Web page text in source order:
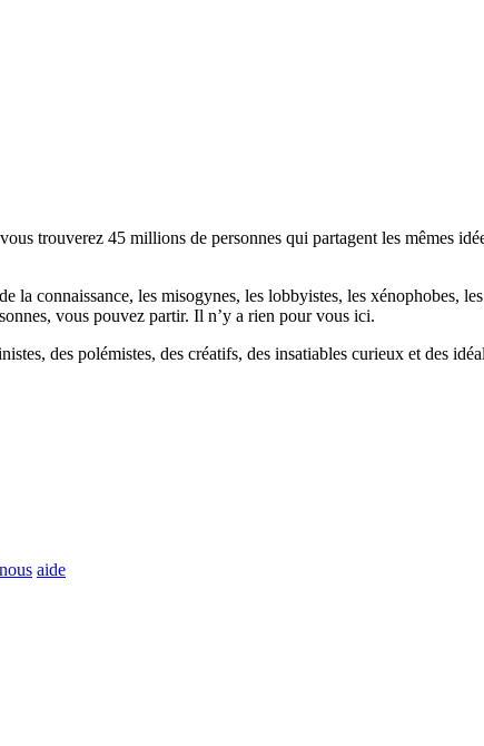
trouverez 45 millions de personnes qui partagent les mêmes
la connaissance, les misogynes, les lobbyistes, les xénophobes,
vous pouvez partir. Il n’y a rien pour vous ici.
des polémistes, des créatifs, des insatiables curieux et des
aide